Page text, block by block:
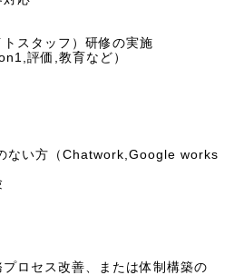
スタッフ）研修の実施
評価,教育など）
ない方（Chatwork,Google works
ロセス改善、または体制構築の